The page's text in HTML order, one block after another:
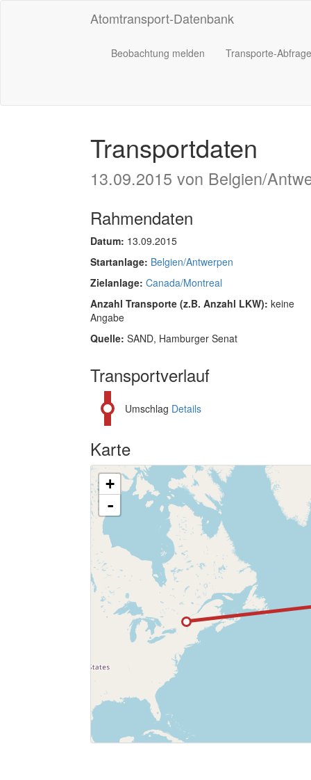
Atomtransport-Datenbank
Beobachtung melden Transporte-Abfrage
Transportdaten
13.09.2015 von Belgien/
Rahmendaten
Datum: 13.09.2015
Startanlage: Belgien/Antwerpen
Zielanlage: Canada/Montreal
Anzahl Transporte (z.B. Anzahl LKW): keine
Angabe
Quelle: SAND, Hamburger Senat
Transportverlauf
Umschlag Details
Karte
+
-